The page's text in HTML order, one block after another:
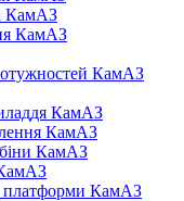
КамАЗ
КамАЗ
КамАЗ
КамАЗ
КамАЗ
КамАЗ
платформи КамАЗ